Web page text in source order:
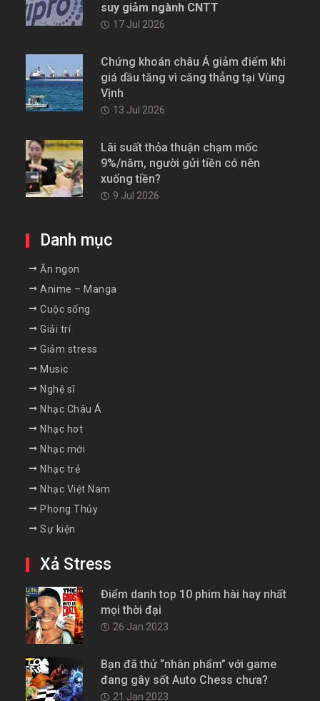
suy giảm ngành CNTT
17 Jul 2026
Chứng khoán châu Á giảm điểm khi
giá dầu tăng vì căng thẳng tại Vùng
Vịnh
13 Jul 2026
Lãi suất thỏa thuận chạm mốc
9%/năm, người gửi tiền có nên
xuống tiền?
9 Jul 2026
Danh mục
Ăn ngon
Anime – Manga
Cuộc sống
Giải trí
Giảm stress
Music
Nghệ sĩ
Nhạc Châu Á
Nhạc hot
Nhạc mới
Nhạc trẻ
Nhạc Việt Nam
Phong Thủy
Sự kiện
Xả Stress
Điểm danh top 10 phim hài hay nhất
mọi thời đại
26 Jan 2023
Bạn đã thử “nhân phẩm” với game
đang gây sốt Auto Chess chưa?
21 Jan 2023